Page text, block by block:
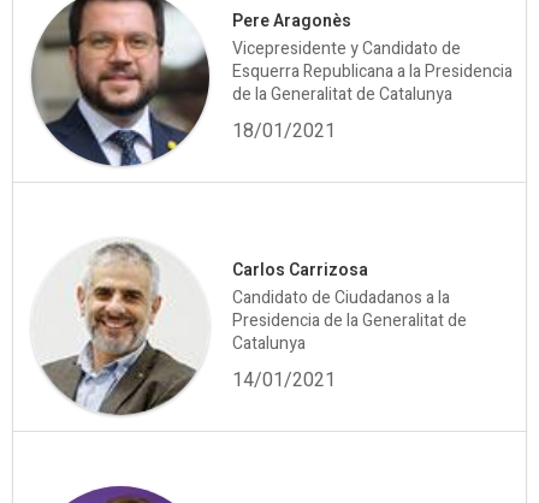
Pere Aragonès
Vicepresidente y Candidato de
Esquerra Republicana a la Presidencia
de la Generalitat de Catalunya
18/01/2021
Carlos Carrizosa
Candidato de Ciudadanos a la
Presidencia de la Generalitat de
Catalunya
14/01/2021